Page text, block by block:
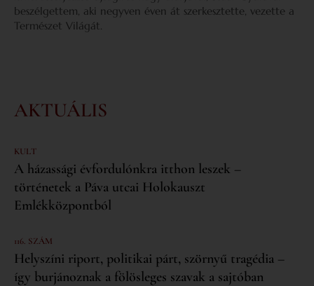
beszélgettem, aki negyven éven át szerkesztette, vezette a
Természet Világát.
AKTUÁLIS
KULT
A házassági évfordulónkra itthon leszek –
történetek a Páva utcai Holokauszt
Emlékközpontból
116. SZÁM
Helyszíni riport, politikai párt, szörnyű tragédia –
így burjánoznak a fölösleges szavak a sajtóban